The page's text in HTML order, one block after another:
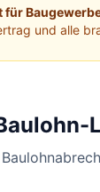
für
und alle